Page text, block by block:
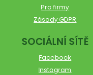
Pro firmy
Zásady GDPR
SOCIÁLNÍ SÍTĚ
Facebook
Instagram